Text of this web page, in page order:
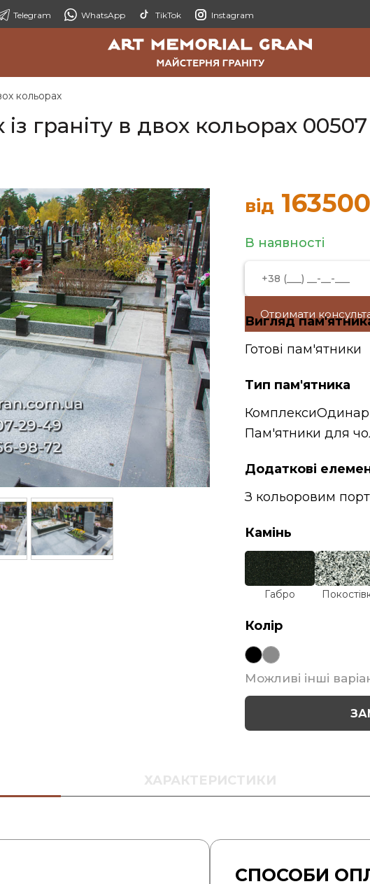
Telegram WhatsApp TikTok Instagram
кольорах
граніту в двох кольорах 00507
від
В наявності
Отримати
Вигляд
Готові пам'ятники
Тип пам'ятника
Комплекси
Пам'ятники для
Додаткові
З кольоровим
Камінь
Габро
Колір
Можливі інші
ХАРАКТЕРИСТИКИ
СПОСОБИ